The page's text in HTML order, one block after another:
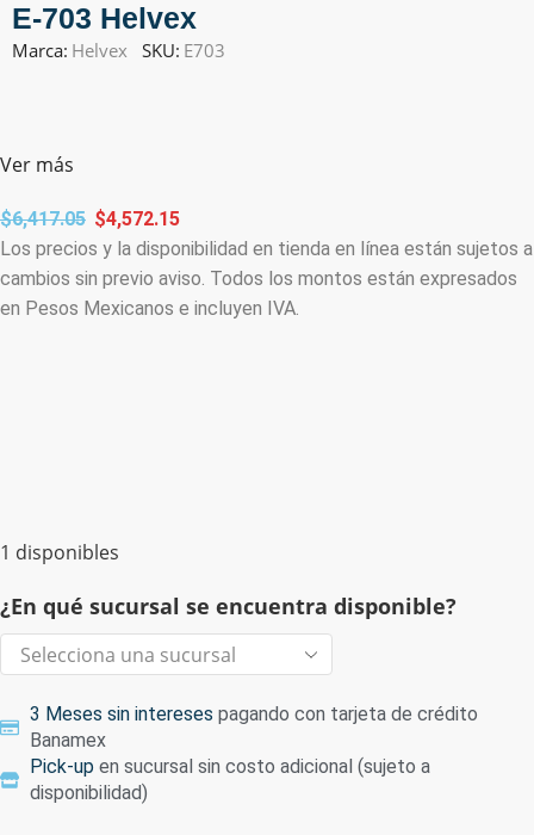
E-703 Helvex
Marca: Helvex SKU: E703
Ver más
$6,417.05 $4,572.15
Los precios y la disponibilidad en tienda en línea están sujetos a
cambios sin previo aviso. Todos los montos están expresados
en Pesos Mexicanos e incluyen IVA.
1 disponibles
¿En qué sucursal se encuentra disponible?
3 Meses sin intereses pagando con tarjeta de crédito
Banamex
Pick-up en sucursal sin costo adicional (sujeto a
disponibilidad)